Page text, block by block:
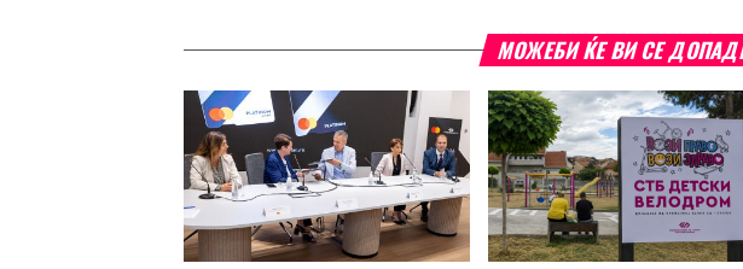
МОЖЕБИ ЌЕ ВИ СЕ